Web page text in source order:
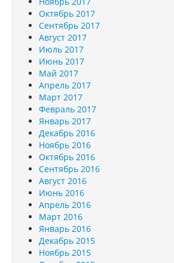
Октябрь 2017
Сентябрь 2017
Август 2017
Июль 2017
Июнь 2017
Май 2017
Апрель 2017
Март 2017
Февраль 2017
Январь 2017
Декабрь 2016
Ноябрь 2016
Октябрь 2016
Сентябрь 2016
Август 2016
Июнь 2016
Апрель 2016
Март 2016
Январь 2016
Декабрь 2015
Ноябрь 2015